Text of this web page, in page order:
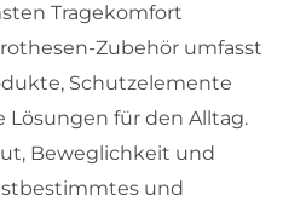
Tragekomfort
Zubehör umfasst
Schutzelemente
für den Alltag.
Beweglichkeit und
und